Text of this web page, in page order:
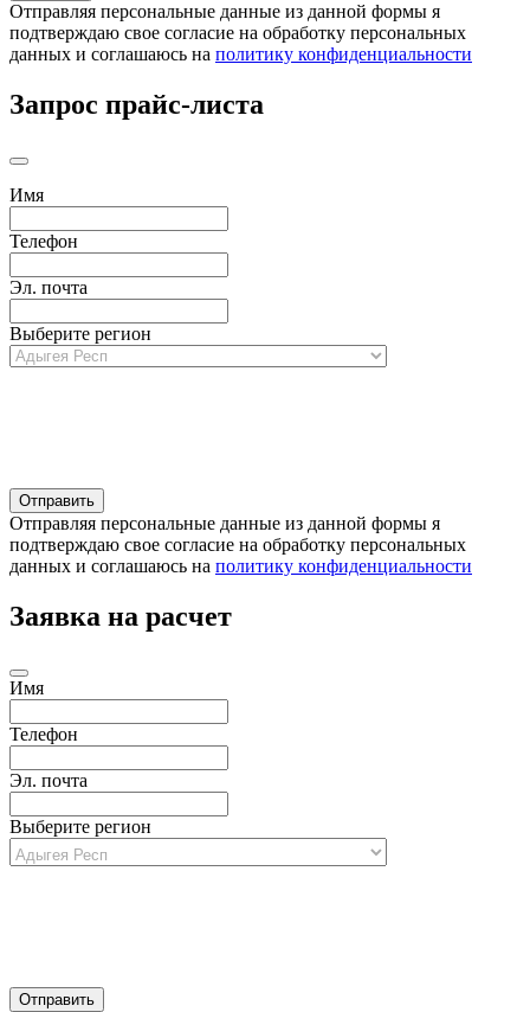
Отправляя персональные данные из данной формы я
подтверждаю свое согласие на обработку персональных
данных и соглашаюсь на политику конфиденциальности
Запрос прайс-листа
Имя
Телефон
Эл. почта
Выберите регион
Отправляя персональные данные из данной формы я
подтверждаю свое согласие на обработку персональных
данных и соглашаюсь на политику конфиденциальности
Заявка на расчет
Имя
Телефон
Эл. почта
Выберите регион